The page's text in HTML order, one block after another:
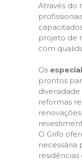
Através do
projeto de
com
Os
prontos
reformas
O Grifo
necessária